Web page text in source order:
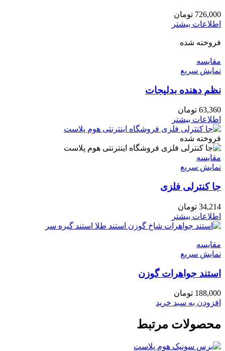
726,000 تومان
اطلاعات بیشتر
فروخته شده
مقايسه
نمایش سریع
نظم دهنده بدلیجات
63,360 تومان
اطلاعات بیشتر
فروخته شده
مقايسه
نمایش سریع
جا کنترلی فلزی
34,214 تومان
اطلاعات بیشتر
مقايسه
نمایش سریع
استند جواهرات گوزن
188,000 تومان
افزودن به سبد خرید
محصولات مرتبط